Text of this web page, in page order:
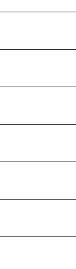
ット
イントップス